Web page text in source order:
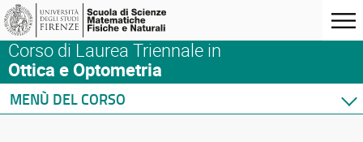
Corso di Laurea Triennale in
Ottica e Optometria
MENÙ DEL CORSO